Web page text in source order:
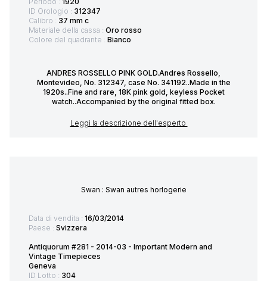
ID Orologio : 312347
Calibro : 37 mm c
Materiale della cassa : Oro rosso
Colore del quadrante : Bianco
ANDRES ROSSELLO PINK GOLD.Andres Rossello,
Montevideo, No. 312347, case No. 341192..Made in the
1920s..Fine and rare, 18K pink gold, keyless Pocket
watch..Accompanied by the original fitted box.
Leggi la descrizione dell'esperto
Swan : Swan autres horlogerie
Data di vendita : 16/03/2014
Paese : Svizzera
Antiquorum #281 - 2014-03 - Important Modern and
Vintage Timepieces
Geneva
ID Lotto : 304